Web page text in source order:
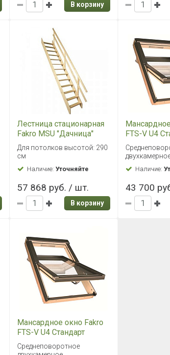
В корзину
Лестница стационарная
Fakro MSU "Дачница"
Для потолков высотой: 290
см
Наличие:Уточняйте
57 868 руб. / шт.
В корзину
FTS-V U4
Наличие:
43 700
Мансардное окно Fakro
FTS-V U4 Стандарт
66х118
Среднеповоротное